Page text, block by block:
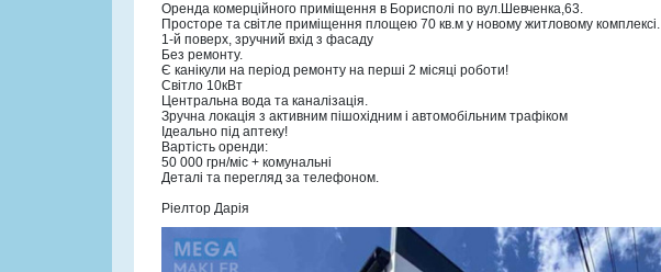
Оренда комерційного приміщення в Борисполі по вул.Шевченка,63.
Просторе та світле приміщення площею 70 кв.м у новому житловому комплексі.
1-й поверх, зручний вхід з фасаду
Без ремонту.
Є канікули на період ремонту на перші 2 місяці роботи!
Світло 10кВт
Центральна вода та каналізація.
Зручна локація з активним пішохідним і автомобільним трафіком
Ідеально під аптеку!
Вартість оренди:
50 000 грн/міс + комунальні
Деталі та перегляд за телефоном.
Ріелтор Дарія